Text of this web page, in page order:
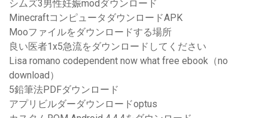
シムズ3男性妊娠modダウンロード
MinecraftコンピュータダウンロードAPK
Mooファイルをダウンロードする場所
良い医者1x5急流をダウンロードしてください
Lisa romano codependent now what free ebook（no
download）
5鉛筆法PDFダウンロード
アプリビルダーダウンロードoptus